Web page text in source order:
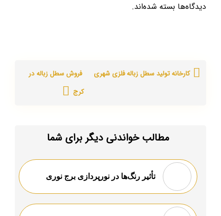
دیدگاه‌ها بسته شده‌اند.
کارخانه تولید سطل زباله فلزی شهری
فروش سطل زباله در
کرج
مطالب خواندنی دیگر برای شما
تأثیر رنگ‌ها در نورپردازی برج نوری